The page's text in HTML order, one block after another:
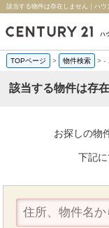
該当する物件は存在しません｜ハウ
TOPページ > 物件検索 >-
該当する物件は存
お探しの物
下記に